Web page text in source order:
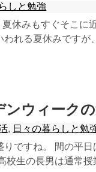
しと勉強
休みもすぐそこに
れる夏休みですが
ウィーク
, 日々の暮らしと勉
りですね。 間の平
校生の長男は通常